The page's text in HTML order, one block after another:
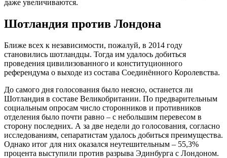
даже увеличиваются.
Шотландия против Лондона
Ближе всех к независимости, пожалуй, в 2014 году
становились шотландцы. Тогда им удалось добиться
проведения цивилизованного и конституционного
референдума о выходе из состава Соединённого Королевства.
До самого дня голосования было неясно, останется ли
Шотландия в составе Великобритании. По предварительным
социальным опросам число сторонников и противников
отделения было почти равно – с небольшим перевесом в
сторону последних. А за две недели до голосования, согласно
исследованиям, сепаратистам удалось добиться преимущества.
Однако итог для них оказался неутешительным – 55,3%
процента выступили против разрыва Эдинбурга с Лондоном.